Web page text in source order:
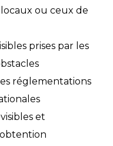
ou ceux de
prises par les
réglementations
et